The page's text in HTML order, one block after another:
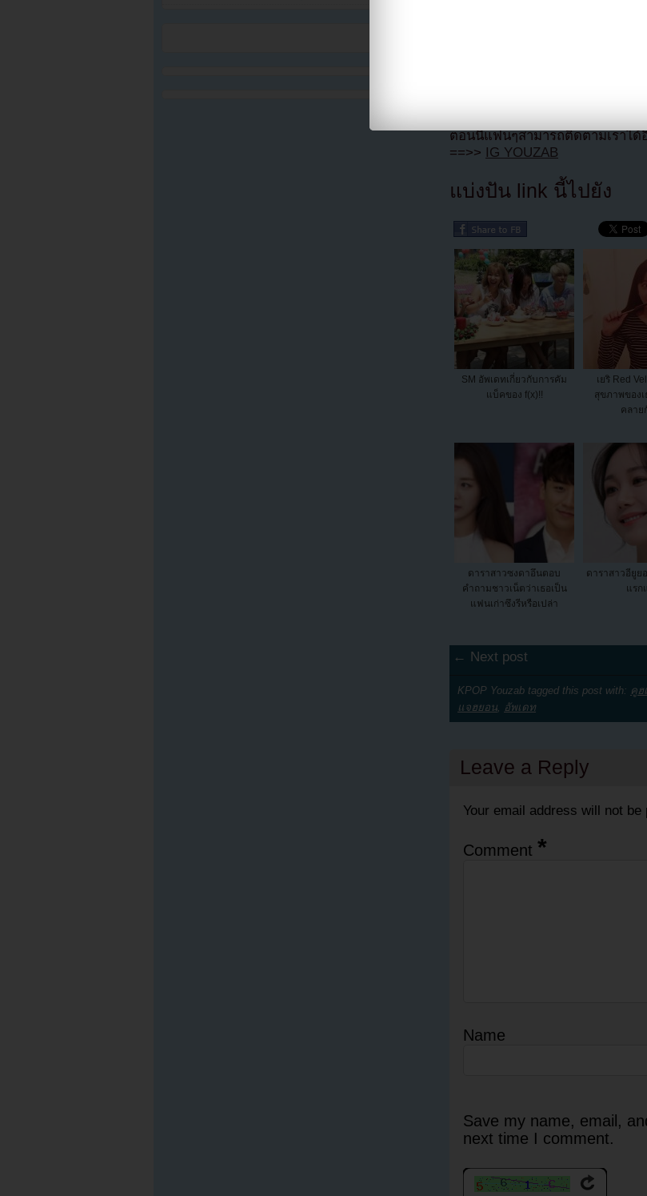
ตอนนี้แฟนๆสามารถติดตามเราไ
==>> IG YOUZAB
แบ่งปัน link นี้ไปยัง
SM อัพเดทเกี่ยวกับการคัม
แบ็คของ f(x)!!
เยริ Red
สุขภาพของ
คลาย
ดาราสาวซงดาอึนตอบ
คำถามชาวเน็ตว่าเธอเป็น
แฟนเก่าซึงรีหรือเปล่า
ดาราสาวอียูย
แรก
← Next post
KPOP Youzab tagged this post with: คูฮ
แจฮยอน, อัพเดท
Leave a Reply
Your email address will not be
Comment *
Name
Save my name, email,
next time I comment.